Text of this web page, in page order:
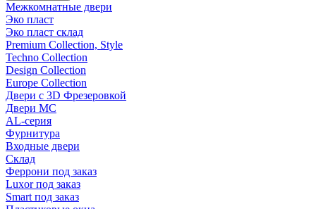
Межкомнатные двери
Эко пласт
Эко пласт склад
Premium Collection, Style
Techno Collection
Design Collection
Europe Collection
Двери с 3D Фрезеровкой
Двери МС
AL-серия
Фурнитура
Входные двери
Склад
Феррони под заказ
Luxor под заказ
Smart под заказ